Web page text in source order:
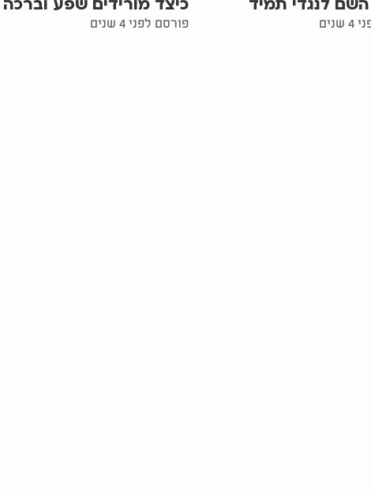
השם לנגדי תמיד כיצד מורידים שפע וברכה
פורסם לפני 4 שנים